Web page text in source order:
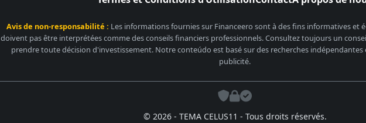
Avis de non-responsabilité : Les informations fournies sur Financeero sont à des fins informatives et
doivent pas être interprétées comme des conseils financiers professionnels. Consultez toujours un
prendre toute décision d'investissement. Notre conteúdo est basé sur des recherches indépendantes
publicité.
© 2026 - TEMA CELUS11 - Tous droits réservés.